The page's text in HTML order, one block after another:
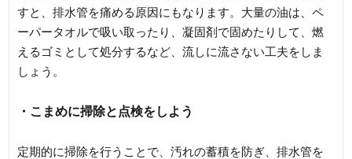
すと、排水管を痛める原因にもなります。大量の油は、ペ
ーパータオルで吸い取ったり、凝固剤で固めたりして、燃
えるゴミとして処分するなど、流しに流さない工夫をしま
しょう。
・こまめに掃除と点検をしよう
定期的に掃除を行うことで、汚れの蓄積を防ぎ、排水管を